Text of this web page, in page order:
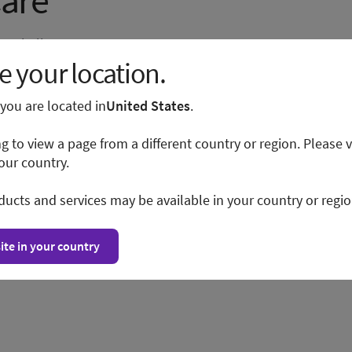
von
your location.
are located inUnited States.
to view a page from a different country or region. Please
country.
and services may be available in your country or
in your country